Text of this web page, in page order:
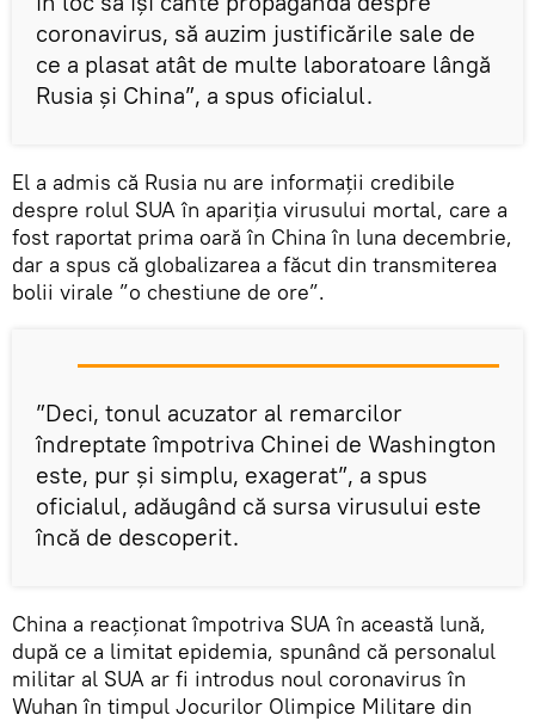
coronavirus, să auzim justificările sale de
ce a plasat atât de multe laboratoare lângă
Rusia și China”, a spus oficialul.
El a admis că Rusia nu are informații credibile
despre rolul SUA în apariția virusului mortal, care a
fost raportat prima oară în China în luna decembrie,
dar a spus că globalizarea a făcut din transmiterea
bolii virale ”o chestiune de ore”.
”Deci, tonul acuzator al remarcilor
îndreptate împotriva Chinei de Washington
este, pur și simplu, exagerat”, a spus
oficialul, adăugând că sursa virusului este
încă de descoperit.
China a reacționat împotriva SUA în această lună,
după ce a limitat epidemia, spunând că personalul
militar al SUA ar fi introdus noul coronavirus în
Wuhan în timpul Jocurilor Olimpice Militare din